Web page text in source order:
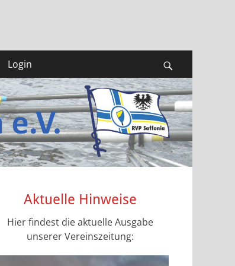
Login
Aktuelle Hinweise
Hier findest die aktuelle Ausgabe
unserer Vereinszeitung: